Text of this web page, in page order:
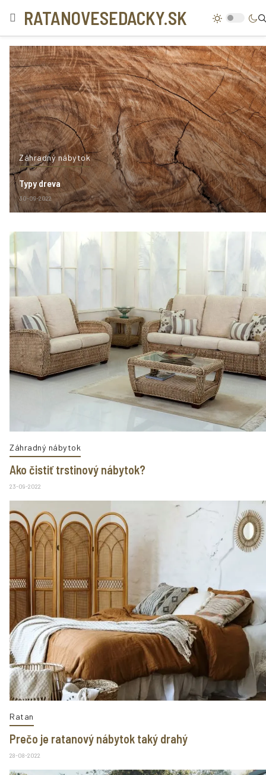
RATANOVESEDACKY.SK
Záhradný nábytok
Typy dreva
30-09-2022
Záhradný nábytok
Ako čistiť trstinový nábytok?
23-09-2022
Ratan
Prečo je ratanový nábytok taký drahý
28-08-2022